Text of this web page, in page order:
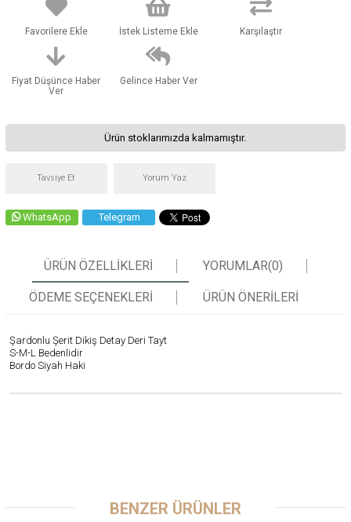
Favorilere Ekle İstek Listeme Ekle Karşılaştır
Fiyat Düşünce Haber
Ver
Gelince Haber Ver
Ürün stoklarımızda kalmamıştır.
Tavsiye Et Yorum Yaz
WhatsApp Telegram
ÜRÜN ÖZELLIKLERI YORUMLAR(0)
ÖDEME SEÇENEKLERI ÜRÜN ÖNERILERI
Şardonlu Şerit Dikiş Detay Deri Tayt
S-M-L Bedenlidir
Bordo Siyah Haki
BENZER ÜRÜNLER